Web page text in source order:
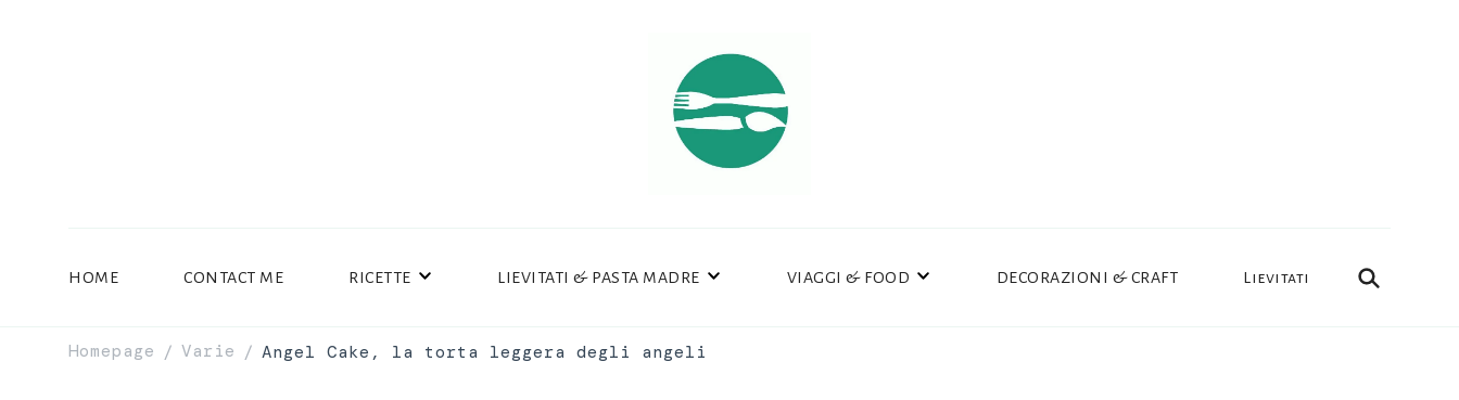
HOME CONTACT ME RICETTE LIEVITATI & PASTA MADRE VIAGGI & FOOD DECORAZIONI & CRAFT Lievitati
Homepage / Varie / Angel Cake, la torta leggera degli angeli